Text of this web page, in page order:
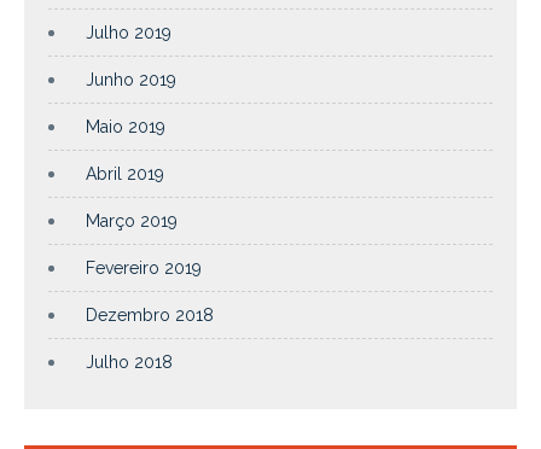
Julho 2019
Junho 2019
Maio 2019
Abril 2019
Março 2019
Fevereiro 2019
Dezembro 2018
Julho 2018